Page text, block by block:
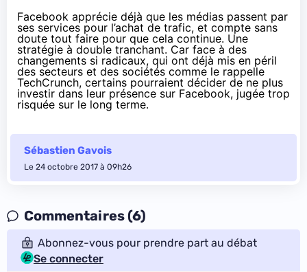
Facebook apprécie déjà que les médias passent par
ses services pour l’achat de trafic, et compte sans
doute tout faire pour que cela continue. Une
stratégie à double tranchant. Car face à des
changements si radicaux, qui ont déjà mis en péril
des secteurs et des sociétés comme le rappelle
TechCrunch, certains pourraient décider de ne plus
investir dans leur présence sur Facebook, jugée trop
risquée sur le long terme.
Sébastien Gavois
Le 24 octobre 2017 à 09h26
Commentaires (6)
Abonnez-vous pour prendre part au débat
Se connecter